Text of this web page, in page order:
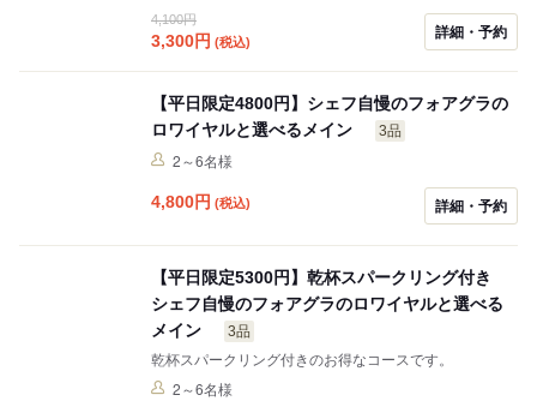
4,100円
3,300円 (税込)
詳細・予約
【平日限定4800円】シェフ自慢のフォアグラの
ロワイヤルと選べるメイン
3品
2～6名様
4,800円 (税込) 詳細・予約
【平日限定5300円】乾杯スパークリング付き
シェフ自慢のフォアグラのロワイヤルと選べる
メイン
3品
乾杯スパークリング付きのお得なコースです。
2～6名様